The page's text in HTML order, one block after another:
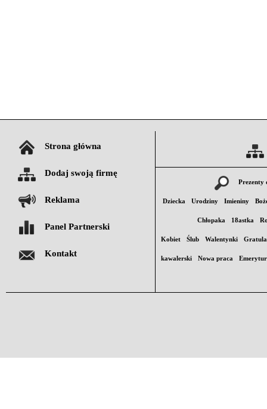
Strona główna
Dodaj swoją firmę
Reklama
Panel Partnerski
Kontakt
Prezenty
Dziecka Urodziny Imieniny
Chłopaka 18astka
Kobiet Ślub Walentynki
kawalerski Nowa praca